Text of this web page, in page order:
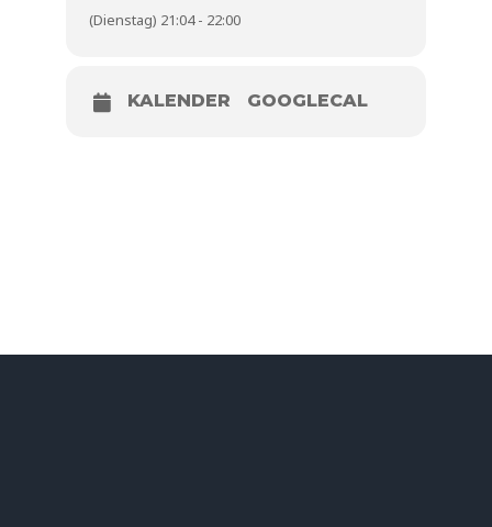
(Dienstag) 21:04 - 22:00
KALENDER GOOGLECAL